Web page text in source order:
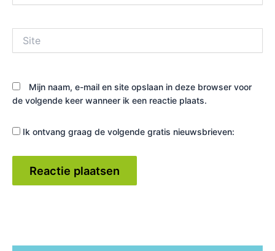
Mijn naam, e-mail en site opslaan in deze browser voor
de volgende keer wanneer ik een reactie plaats.
Ik ontvang graag de volgende gratis nieuwsbrieven: